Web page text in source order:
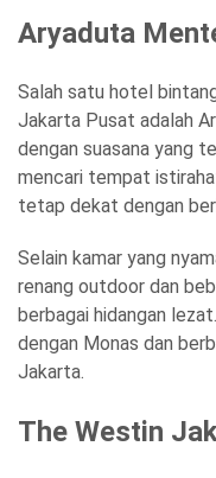
Aryaduta
Salah satu hotel
Jakarta Pusat adalah
dengan suasana yang
mencari tempat
tetap dekat dengan
Selain kamar yang
renang outdoor dan
berbagai hidangan
dengan Monas dan
Jakarta.
The Westin